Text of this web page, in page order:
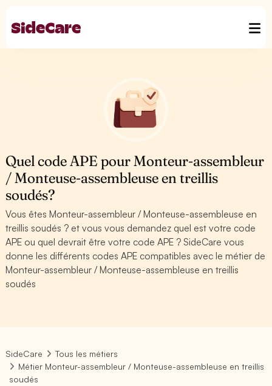
Quel code APE pour Monteur-assembleur
/ Monteuse-assembleuse en treillis
soudés?
Vous êtes Monteur-assembleur / Monteuse-assembleuse en
treillis soudés ? et vous vous demandez quel est votre code
APE ou quel devrait être votre code APE ? SideCare vous
donne les différents codes APE compatibles avec le métier de
Monteur-assembleur / Monteuse-assembleuse en treillis
soudés
SideCare
Tous les métiers
Métier Monteur-assembleur / Monteuse-assembleuse en treillis
soudés